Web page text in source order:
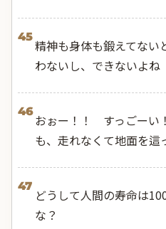
45
精神も身体も鍛えてない
わないし、できないよね
46
おぉー！！ すっごーい
も、走れなくて地面を這
47
どうして人間の寿命は
な？